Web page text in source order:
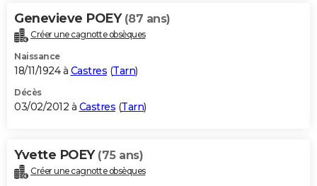
Genevieve POEY (87 ans)
Créer une cagnotte obsèques
Naissance
18/11/1924 à Castres (Tarn)
Décès
03/02/2012 à Castres (Tarn)
Yvette POEY (75 ans)
Créer une cagnotte obsèques